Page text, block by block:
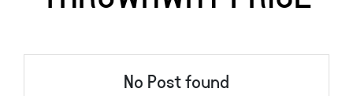
No Post found